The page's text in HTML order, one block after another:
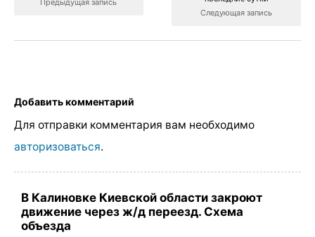
Предыдущая запись
Следующая запись
Добавить комментарий
Для отправки комментария вам необходимо
авторизоваться.
В Калиновке Киевской области закроют
движение через ж/д переезд. Схема
объезда